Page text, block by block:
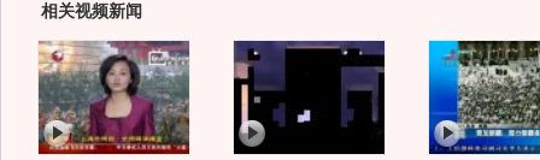
相关视频新闻